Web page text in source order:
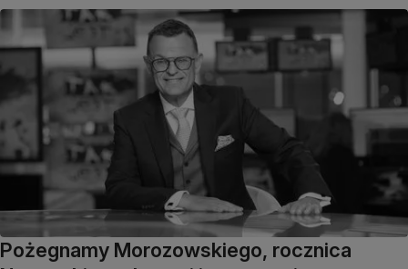
Pożegnamy Morozowskiego, rocznica